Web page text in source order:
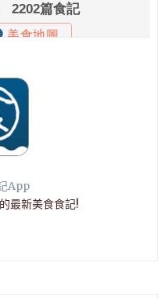
App
最新美食食記!